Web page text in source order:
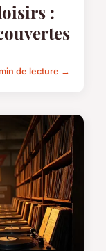
:
de lecture →